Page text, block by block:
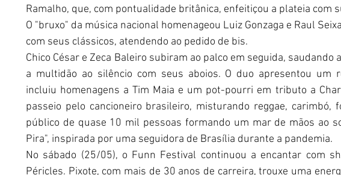
Ramalho, que, com pontualidade britânica, enfeitiçou a plateia com
O "bruxo" da música nacional homenageou Luiz Gonzaga e Raul
com seus clássicos, atendendo ao pedido de bis.
Chico César e Zeca Baleiro subiram ao palco em seguida, saudando
a multidão ao silêncio com seus aboios. O duo apresentou um
incluiu homenagens a Tim Maia e um pot-pourri em tributo a
passeio pelo cancioneiro brasileiro, misturando reggae, carimbó,
público de quase 10 mil pessoas formando um mar de mãos ao
Pira", inspirada por uma seguidora de Brasília durante a pandemia.
No sábado (25/05), o Funn Festival continuou a encantar com
Péricles. Pixote, com mais de 30 anos de carreira, trouxe uma